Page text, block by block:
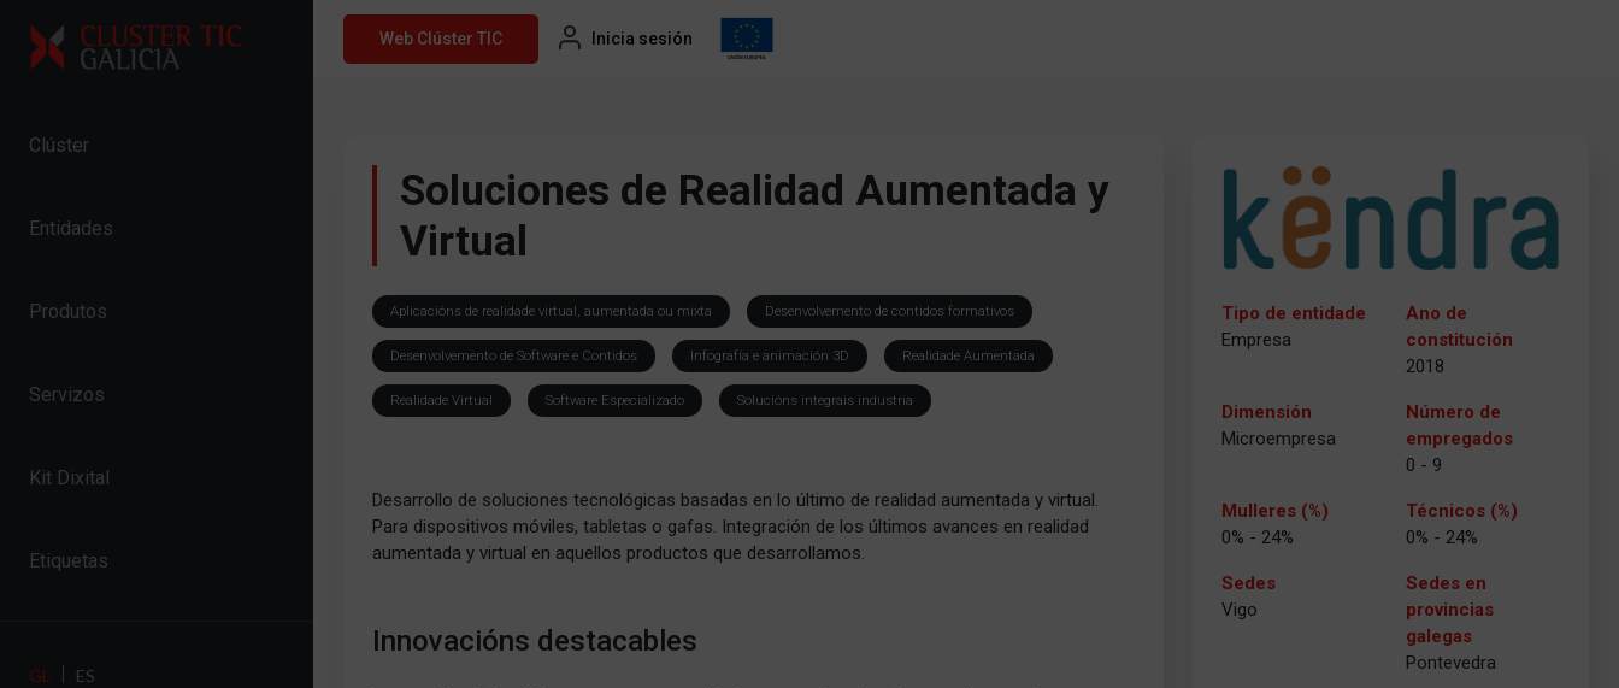
Skip to content
Clúster
Entidades
Produtos
Servizos
Kit Dixital
Etiquetas
GL ES
Web Clúster TIC Inicia sesión
Soluciones de Realidad Aumentada y
Virtual
Aplicacións de realidade virtual, aumentada ou mixta Desenvolvemento de contidos formativos
Desenvolvemento de Software e Contidos Infografía e animación 3D Realidade Aumentada
Realidade Virtual Software Especializado Solucións integrais industria
Desarrollo de soluciones tecnológicas basadas en lo último de realidad aumentada y virtual.
Para dispositivos móviles, tabletas o gafas. Integración de los últimos avances en realidad
aumentada y virtual en aquellos productos que desarrollamos.
Innovacións destacables
Tipo de entidade
Empresa
Ano de
constitución
2018
Dimensión
Microempresa
Número de
empregados
0 - 9
Mulleres (%)
0% - 24%
Técnicos (%)
0% - 24%
Sedes
Vigo
Sedes en
provincias
galegas
Pontevedra